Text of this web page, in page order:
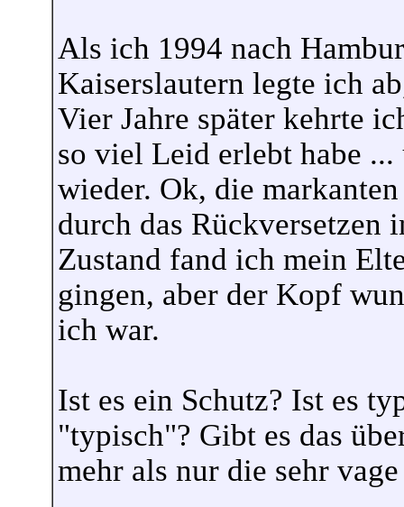
Als ich 1994 nach
Kaiserslautern legte ich
Vier Jahre später kehrte
so viel Leid erlebt habe
wieder. Ok, die
durch das Rückversetzen
Zustand fand ich mein
gingen, aber der Kopf
ich war.
Ist es ein Schutz? Ist es
"typisch"? Gibt es das
mehr als nur die sehr